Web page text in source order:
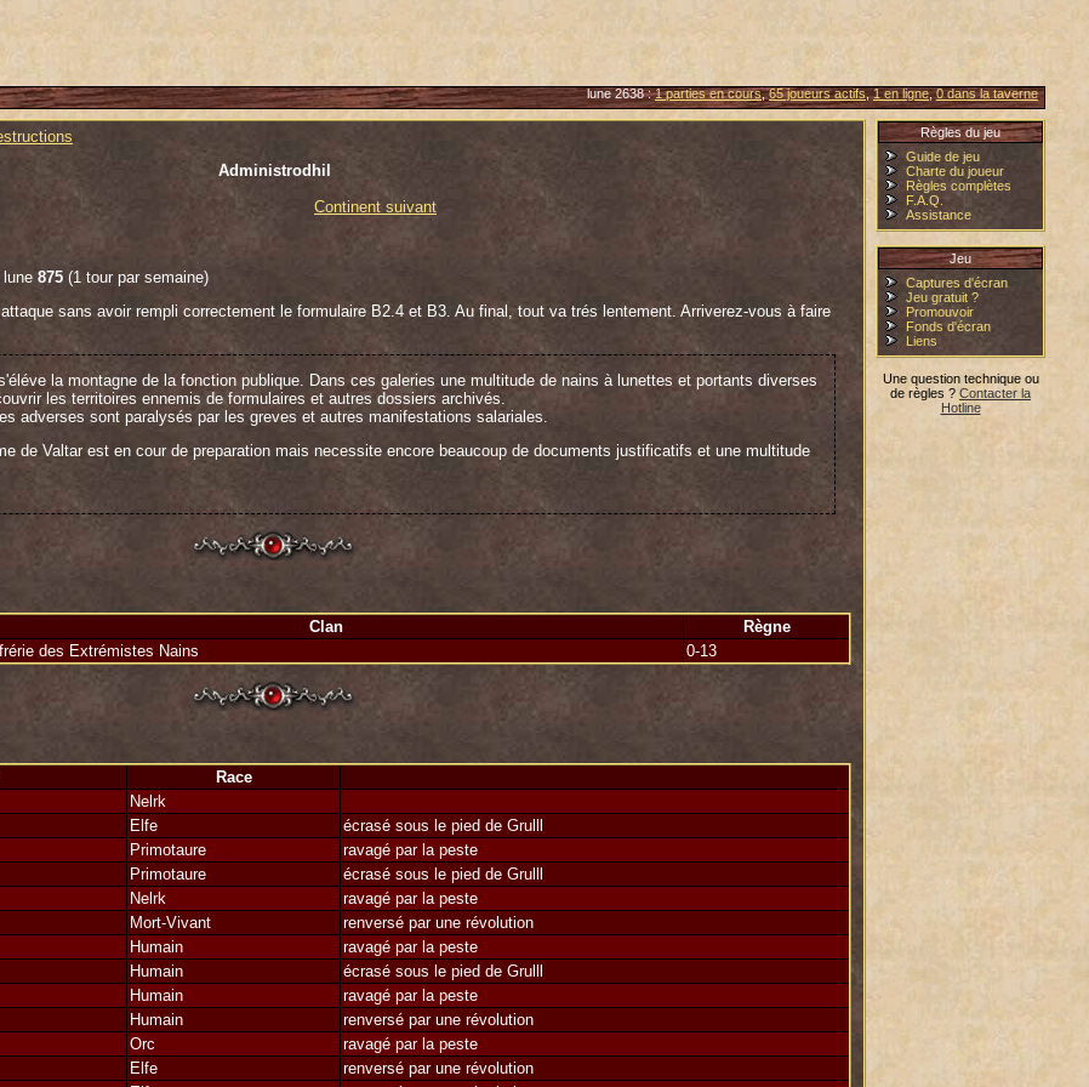
lune 2638 :1 parties en cours,65 joueurs actifs, 1 en ligne,0 dans la taverne
Administrodhil
Continent suivant
lune 875 (1 tour par semaine)
sans avoir rempli correctement le formulaire B2.4 et B3. Au final, tout va trés lentement. Arriverez-vous à faire
la montagne de la fonction publique. Dans ces galeries une multitude de nains à lunettes et portants diverses
les territoires ennemis de formulaires et autres dossiers archivés.
adverses sont paralysés par les greves et autres manifestations salariales.
de Valtar est en cour de preparation mais necessite encore beaucoup de documents justificatifs et une multitude
Clan
Règne
des Extrémistes Nains 0-13
Race
Nelrk
Elfe
écrasé sous le pied de Grulll
Primotaure
ravagé par la peste
Primotaure
écrasé sous le pied de Grulll
Nelrk
ravagé par la peste
Mort-Vivant
renversé par une révolution
Humain
ravagé par la peste
Humain
écrasé sous le pied de Grulll
Humain
ravagé par la peste
Humain
renversé par une révolution
Orc
ravagé par la peste
Elfe
renversé par une révolution
Règles du jeu
Guide de jeu
Charte du joueur
Règles complètes
F.A.Q.
Assistance
Jeu
Captures d'écran
Jeu gratuit ?
Promouvoir
Fonds d'écran
Liens
Une question technique ou
de règles ? Contacter la
Hotline